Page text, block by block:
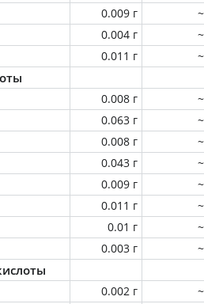
0.009 г
~
0.004 г
~
0.011 г ~
0.008 г
~
0.063 г
~
0.008 г
~
0.043 г
~
0.009 г
~
0.011 г
~
0.01 г
~
0.003 г ~
0.002 г
~